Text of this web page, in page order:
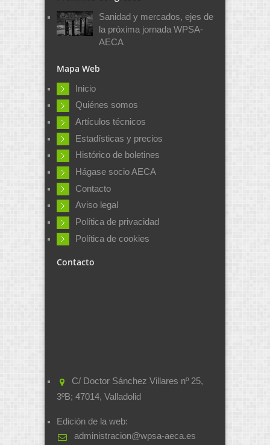
Sanidad y mercados, ejes de
la próxima jornada WPSA-
AECA
Mapa Web
Inicio
Quiénes somos
Artículos técnicos
Estadísticas y precios
Histórico de boletines
Hágase socio AECA
Contacto
Aviso legal
Política de privacidad
Política de cookies
Contacto
C/ Doctor Sánchez Villares nº 25,
3ºB; 47014, Valladolid
Edición de la web:
administracion@wpsa-aeca.es